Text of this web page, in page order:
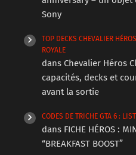
Sony
TOP DECKS CHEVALIER
ROYALE
dans Chevalier Héros
capacités, decks et
avant la sortie
CODES DE TRICHE GTA 6 :
dans FICHE HÉROS :
“BREAKFAST BOOST”